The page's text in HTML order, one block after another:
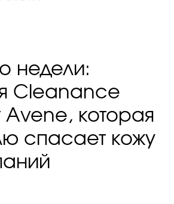
недели:
Cleanance
Аvenе, которая
спасает кожу